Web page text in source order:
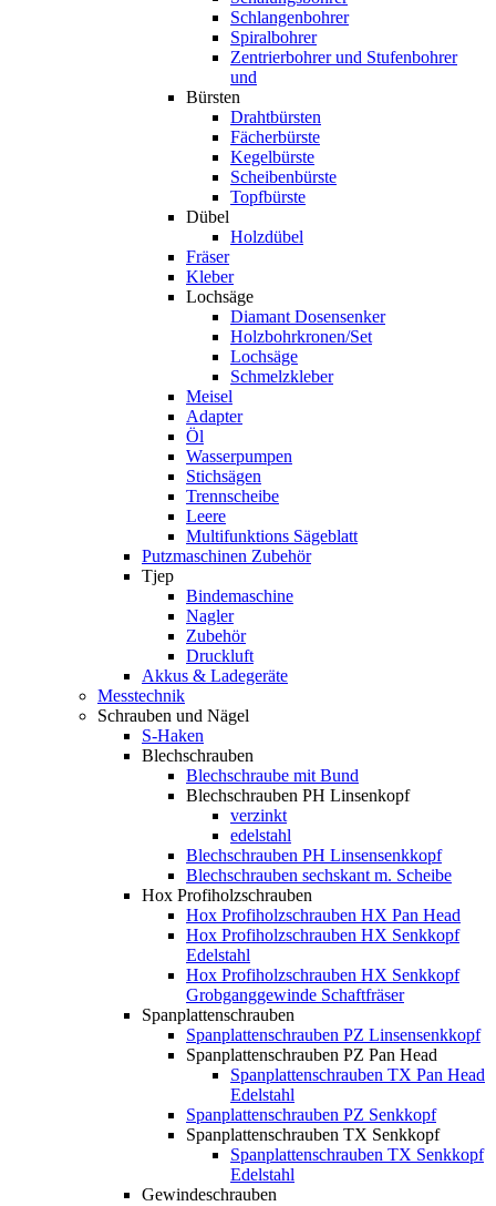
Schlangenbohrer
Spiralbohrer
Zentrierbohrer und Stufenbohrer
und
Bürsten
Drahtbürsten
Fächerbürste
Kegelbürste
Scheibenbürste
Topfbürste
Dübel
Holzdübel
Fräser
Kleber
Lochsäge
Diamant Dosensenker
Holzbohrkronen/Set
Lochsäge
Schmelzkleber
Meisel
Adapter
Öl
Wasserpumpen
Stichsägen
Trennscheibe
Leere
Multifunktions Sägeblatt
Putzmaschinen Zubehör
Tjep
Bindemaschine
Nagler
Zubehör
Druckluft
Akkus & Ladegeräte
Messtechnik
Schrauben und Nägel
S-Haken
Blechschrauben
Blechschraube mit Bund
Blechschrauben PH Linsenkopf
verzinkt
edelstahl
Blechschrauben PH Linsensenkkopf
Blechschrauben sechskant m. Scheibe
Hox Profiholzschrauben
Hox Profiholzschrauben HX Pan Head
Hox Profiholzschrauben HX Senkkopf
Edelstahl
Hox Profiholzschrauben HX Senkkopf
Grobganggewinde Schaftfräser
Spanplattenschrauben
Spanplattenschrauben PZ Linsensenkkopf
Spanplattenschrauben PZ Pan Head
Spanplattenschrauben TX Pan Head
Edelstahl
Spanplattenschrauben PZ Senkkopf
Spanplattenschrauben TX Senkkopf
Spanplattenschrauben TX Senkkopf
Edelstahl
Gewindeschrauben